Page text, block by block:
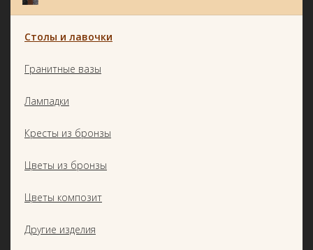
Столы и лавочки
Гранитные вазы
Лампадки
Кресты из бронзы
Цветы из бронзы
Цветы композит
Другие изделия